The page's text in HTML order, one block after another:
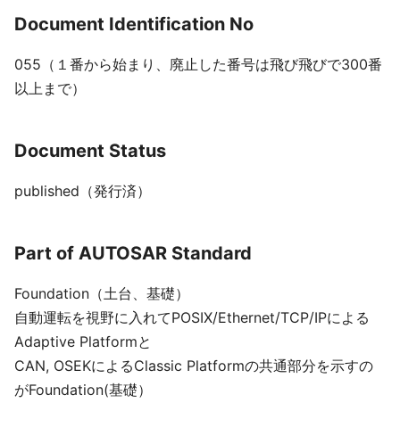
Document Identification No
055（１番から始まり、廃止した番号は飛び飛びで300番
以上まで）
Document Status
published（発行済）
Part of AUTOSAR Standard
Foundation（土台、基礎）
自動運転を視野に入れてPOSIX/Ethernet/TCP/IPによる
Adaptive Platformと
CAN, OSEKによるClassic Platformの共通部分を示すの
がFoundation(基礎）